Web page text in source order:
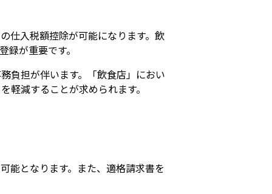
仕入税額控除が可能になります。飲
が重要です。
負担が伴います。「飲食店」におい
減することが求められます。
能となります。また、適格請求書を